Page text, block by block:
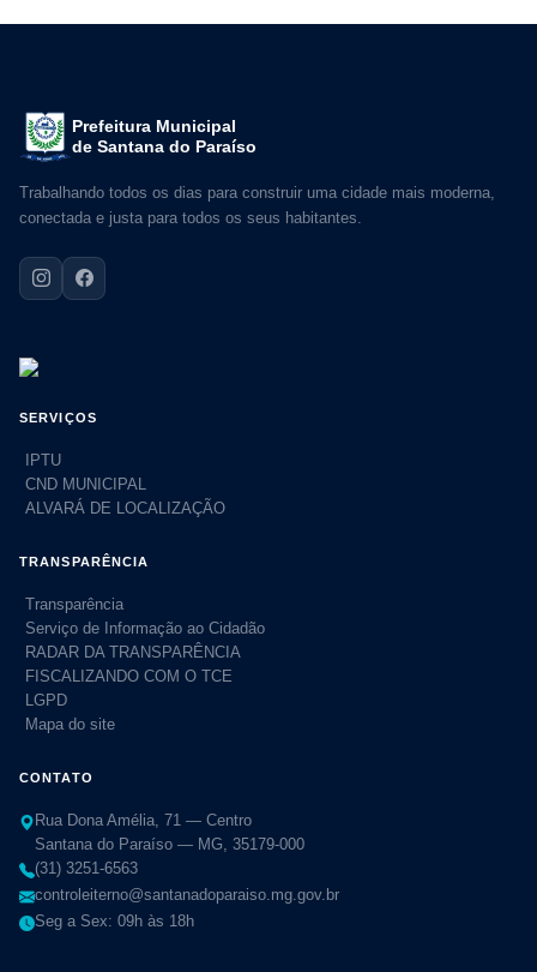
Prefeitura Municipal
de Santana do Paraíso
Trabalhando todos os dias para construir uma cidade mais moderna,
conectada e justa para todos os seus habitantes.
SERVIÇOS
IPTU
CND MUNICIPAL
ALVARÁ DE LOCALIZAÇÃO
TRANSPARÊNCIA
Transparência
Serviço de Informação ao Cidadão
RADAR DA TRANSPARÊNCIA
FISCALIZANDO COM O TCE
LGPD
Mapa do site
CONTATO
Rua Dona Amélia, 71 — Centro
Santana do Paraíso — MG, 35179-000
(31) 3251-6563
controleiterno@santanadoparaiso.mg.gov.br
Seg a Sex: 09h às 18h